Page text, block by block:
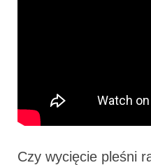
Czy wycięcie pleśni